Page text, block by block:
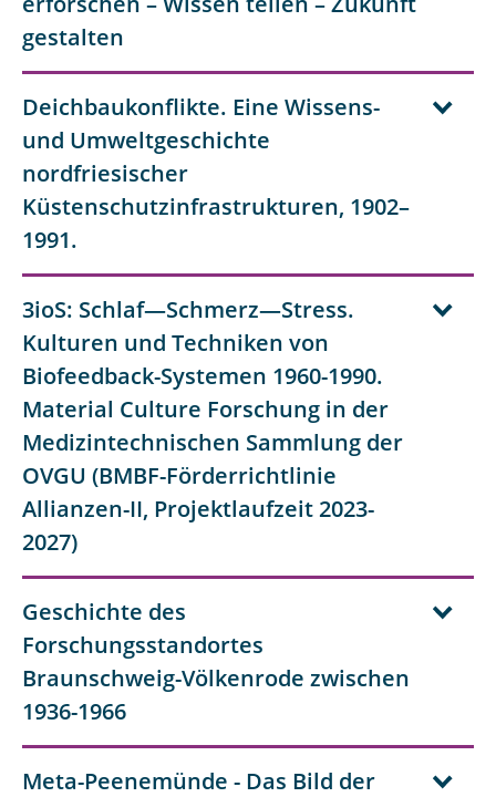
gestalten
Deichbaukonflikte. Eine Wissens-
und Umweltgeschichte
nordfriesischer
Küstenschutzinfrastrukturen, 1902–
1991.
3ioS: Schlaf—Schmerz—Stress.
Kulturen und Techniken von
Biofeedback-Systemen 1960-1990.
Material Culture Forschung in der
Medizintechnischen Sammlung der
OVGU (BMBF-Förderrichtlinie
Allianzen-II, Projektlaufzeit 2023-
2027)
Geschichte des
Forschungsstandortes
Braunschweig-Völkenrode zwischen
1936-1966
Meta-Peenemünde - Das Bild der